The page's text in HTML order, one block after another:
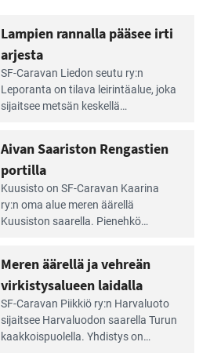
Lampien rannalla pääsee irti
arjesta
SF-Caravan Liedon seutu ry:n
Leporanta on tilava leirintäalue, joka
sijaitsee metsän kes­kellä
tarjoaa ympäris­töineen kauniit
maisemat ja loistavat virkistäytymis­
mahdollisuudet.
Aivan Saariston Rengastien
portilla
Kuusisto on SF-Caravan Kaarina
ry:n oma alue meren äärellä
Kuusiston saarella. Pie­nehkö
Meren äärellä ja vehreän
virkistysalueen laidalla
SF-Caravan Piikkiö ry:n Harvaluoto
sijait­see Harvaluodon saarella Turun
kaakkois­puolella. Yhdistys on